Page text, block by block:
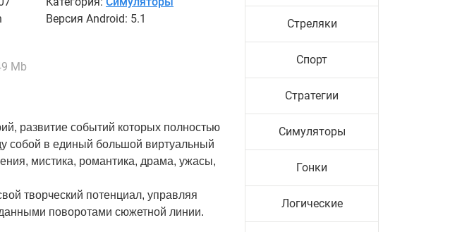
Версия Android: 5.1
Mb
развитие событий которых полностью
собой в единый большой виртуальный
мистика, романтика, драма, ужасы,
творческий потенциал, управляя
поворотами сюжетной линии.
Стреляки
Спорт
Стратегии
Симуляторы
Гонки
Логические